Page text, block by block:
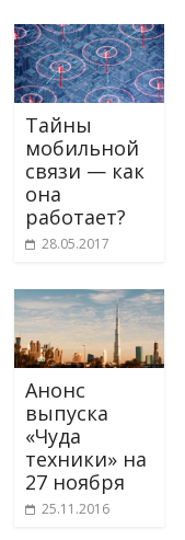
Тайны
мобильной
связи — как
она
работает?
28.05.2017
Анонс
выпуска
«Чуда
техники» на
27 ноября
25.11.2016